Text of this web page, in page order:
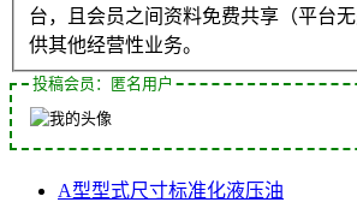
台，且会员之间资料免费共享（平台
供其他经营性业务。
投稿会员：匿名用户
A型型式尺寸标准化液压油